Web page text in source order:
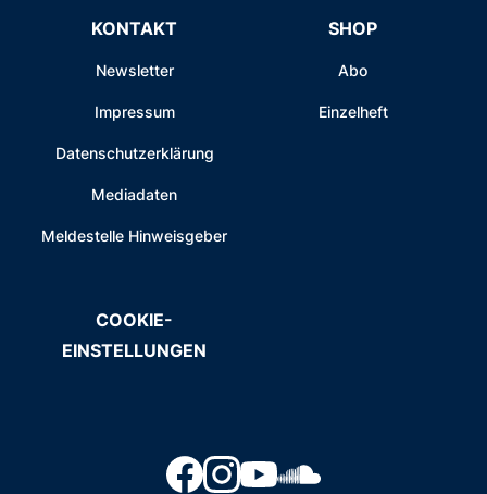
KONTAKT
Newsletter
Impressum
Datenschutzerklärung
Mediadaten
Meldestelle Hinweisgeber
SHOP
Abo
Einzelheft
COOKIE-
EINSTELLUNGEN